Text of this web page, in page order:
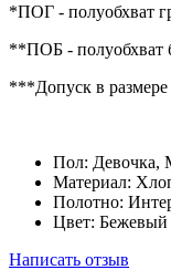
*ПОГ - полуобхват
**ПОБ - полуобхват
***Допуск в
Пол: Девочка,
Материал:
Полотно:
Цвет: Бежевый
Написать отзыв